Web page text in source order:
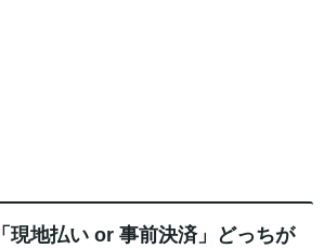
地払い or 事前決済」どっちが